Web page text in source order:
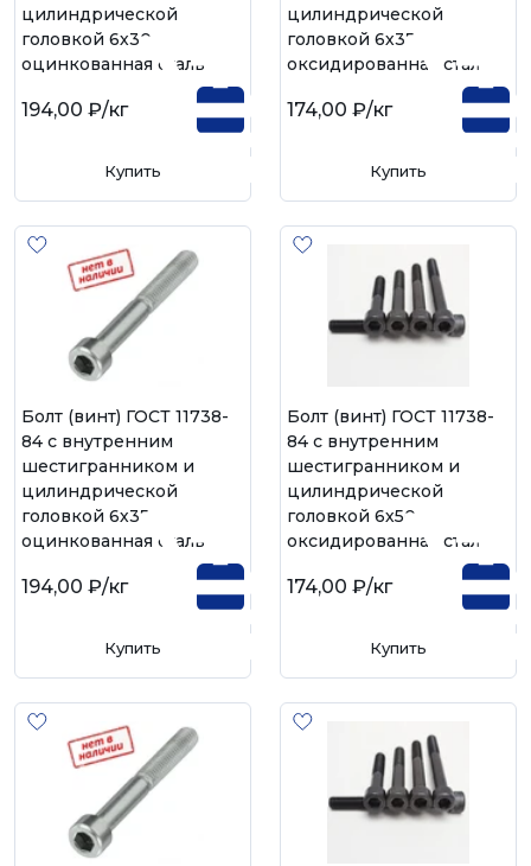
цилиндрической
головкой 6х30,
оцинкованная сталь
194,00 ₽/кг
Купить
цилиндрической
головкой 6х35,
оксидированная сталь
174,00 ₽/кг
Купить
Болт (винт) ГОСТ 11738-
84 с внутренним
шестигранником и
цилиндрической
головкой 6х35,
оцинкованная сталь
194,00 ₽/кг
Купить
Болт (винт) ГОСТ 11738-
84 с внутренним
шестигранником и
цилиндрической
головкой 6х50,
оксидированная сталь
174,00 ₽/кг
Купить